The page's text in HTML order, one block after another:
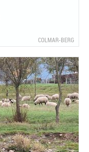
COLMAR-BERG